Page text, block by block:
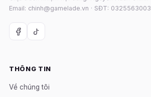
Email: chinh@gamelade.vn · SĐT: 0325563003
THÔNG TIN
Về chúng tôi